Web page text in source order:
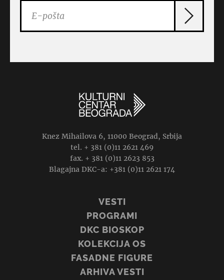
Knez Mihailova 6, 11000 Beograd, Srbija
tel. + 381 (0)11 2621 469
fax. + 381 (0)11 2623 853
Blagajna DKC-a: +381 (0)11 2621 174
VESTI
PROGRAMI
DKC BIOSKOP
KOLEKCIJA OS
FASADNE FIGURE
ARHIVA VESTI